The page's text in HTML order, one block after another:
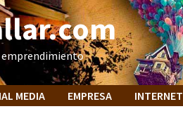
emprendimiento
MEDIA EMPRESA INTERNET